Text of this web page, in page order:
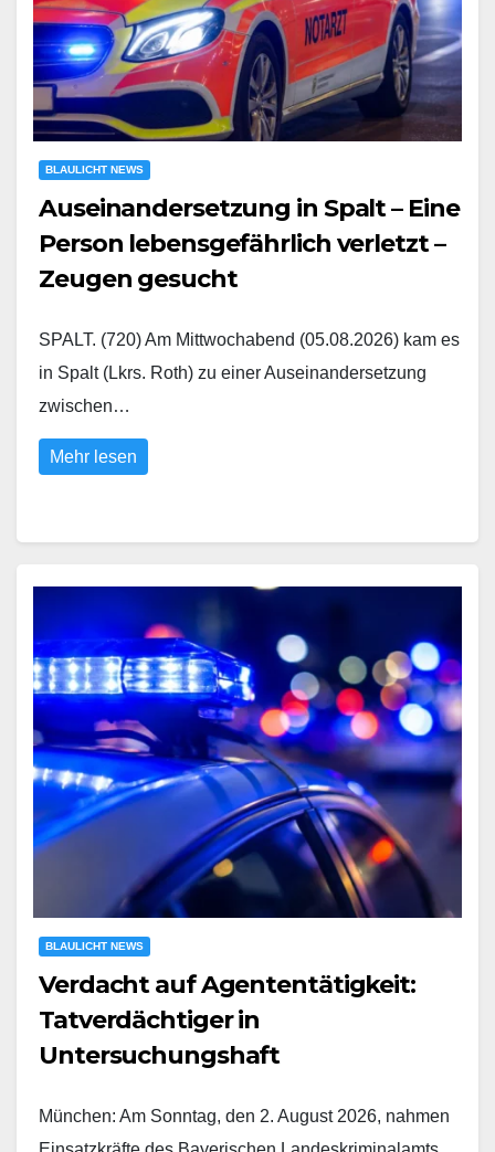
BLAULICHT NEWS
Auseinandersetzung in Spalt – Eine
Person lebensgefährlich verletzt –
Zeugen gesucht
SPALT. (720) Am Mittwochabend (05.08.2026) kam es
in Spalt (Lkrs. Roth) zu einer Auseinandersetzung
zwischen…
Mehr lesen
BLAULICHT NEWS
Verdacht auf Agententätigkeit:
Tatverdächtiger in
Untersuchungshaft
München: Am Sonntag, den 2. August 2026, nahmen